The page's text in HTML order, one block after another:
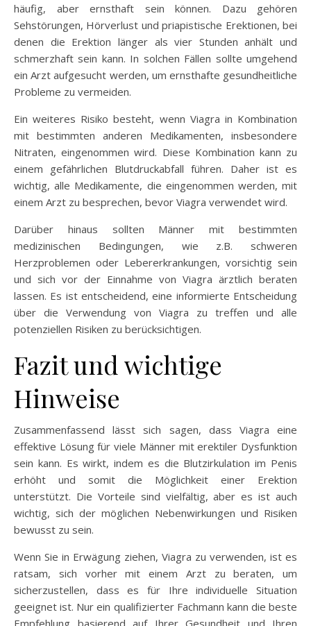
häufig, aber ernsthaft sein können. Dazu gehören
Sehstörungen, Hörverlust und priapistische Erektionen, bei
denen die Erektion länger als vier Stunden anhält und
schmerzhaft sein kann. In solchen Fällen sollte umgehend
ein Arzt aufgesucht werden, um ernsthafte gesundheitliche
Probleme zu vermeiden.
Ein weiteres Risiko besteht, wenn Viagra in Kombination
mit bestimmten anderen Medikamenten, insbesondere
Nitraten, eingenommen wird. Diese Kombination kann zu
einem gefährlichen Blutdruckabfall führen. Daher ist es
wichtig, alle Medikamente, die eingenommen werden, mit
einem Arzt zu besprechen, bevor Viagra verwendet wird.
Darüber hinaus sollten Männer mit bestimmten
medizinischen Bedingungen, wie z.B. schweren
Herzproblemen oder Lebererkrankungen, vorsichtig sein
und sich vor der Einnahme von Viagra ärztlich beraten
lassen. Es ist entscheidend, eine informierte Entscheidung
über die Verwendung von Viagra zu treffen und alle
potenziellen Risiken zu berücksichtigen.
Fazit und wichtige
Hinweise
Zusammenfassend lässt sich sagen, dass Viagra eine
effektive Lösung für viele Männer mit erektiler Dysfunktion
sein kann. Es wirkt, indem es die Blutzirkulation im Penis
erhöht und somit die Möglichkeit einer Erektion
unterstützt. Die Vorteile sind vielfältig, aber es ist auch
wichtig, sich der möglichen Nebenwirkungen und Risiken
bewusst zu sein.
Wenn Sie in Erwägung ziehen, Viagra zu verwenden, ist es
ratsam, sich vorher mit einem Arzt zu beraten, um
sicherzustellen, dass es für Ihre individuelle Situation
geeignet ist. Nur ein qualifizierter Fachmann kann die beste
Empfehlung basierend auf Ihrer Gesundheit und Ihren